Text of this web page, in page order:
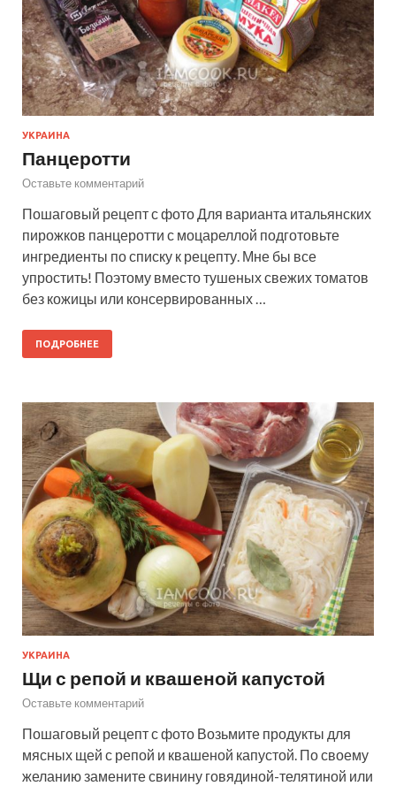
УКРАИНА
Панцеротти
Оставьте комментарий
Пошаговый рецепт с фото Для варианта итальянских
пирожков панцеротти с моцареллой подготовьте
ингредиенты по списку к рецепту. Мне бы все
упростить! Поэтому вместо тушеных свежих томатов
без кожицы или консервированных …
ПОДРОБНЕЕ
УКРАИНА
Щи с репой и квашеной капустой
Оставьте комментарий
Пошаговый рецепт с фото Возьмите продукты для
мясных щей с репой и квашеной капустой. По своему
желанию замените свинину говядиной-телятиной или